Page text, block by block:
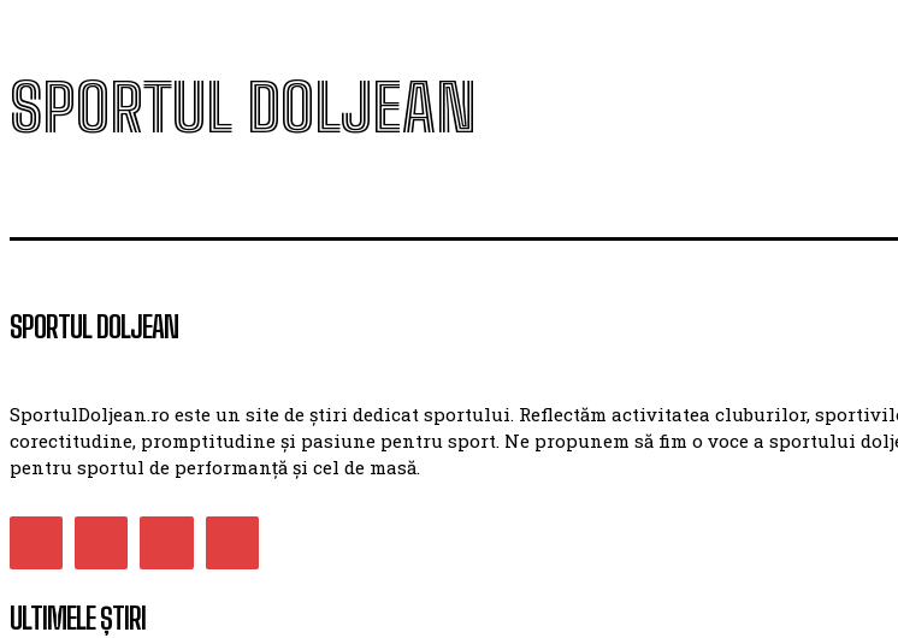
SPORTUL DOLJEAN
SPORTUL DOLJEAN
SportulDoljean.ro este un site de știri dedicat sportului. Reflectăm activitatea cluburilor,
corectitudine, promptitudine și pasiune pentru sport. Ne propunem să fim o voce a sportului
pentru sportul de performanță și cel de masă.
ULTIMELE ȘTIRI